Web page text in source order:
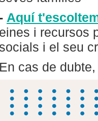
- Aquí
eines i recursos
socials i el seu
En cas de